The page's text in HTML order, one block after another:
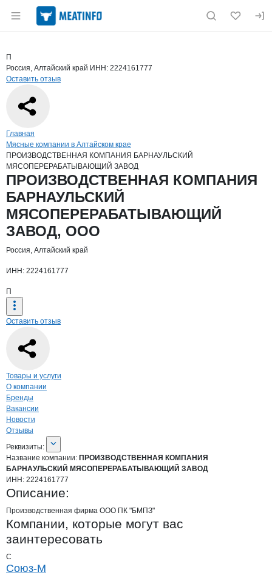
Раздел навигации по сайту meatinfo.ru
Страница компании
Страница компании
Краткая информация о компании
П
Россия, Алтайский край ИНН: 2224161777
Оставить отзыв
Навигация по сайту
Главная
Мясные компании в Алтайском крае
ПРОИЗВОДСТВЕННАЯ КОМПАНИЯ БАРНАУЛЬСКИЙ
МЯСОПЕРЕРАБАТЫВАЮЩИЙ ЗАВОД
Основная информация о компании
ПРОИЗВОДСТВЕННАЯ КОМПАНИЯ
БАРНАУЛЬСКИЙ
МЯСОПЕРЕРАБАТЫВАЮЩИЙ
ЗАВОД, ООО
Россия, Алтайский край
ИНН: 2224161777
П
Оставить отзыв
Навигация по странице
Товары и услуги
О компании
Бренды
Вакансии
Новости
Отзывы
О компании
Реквизиты
Реквизиты:
Название компании: ПРОИЗВОДСТВЕННАЯ КОМПАНИЯ
БАРНАУЛЬСКИЙ МЯСОПЕРЕРАБАТЫВАЮЩИЙ ЗАВОД
ИНН: 2224161777
Описание:
Производственная фирма ООО ПК "БМПЗ"
Компании, которые могут вас
заинтересовать
С
Союз-М